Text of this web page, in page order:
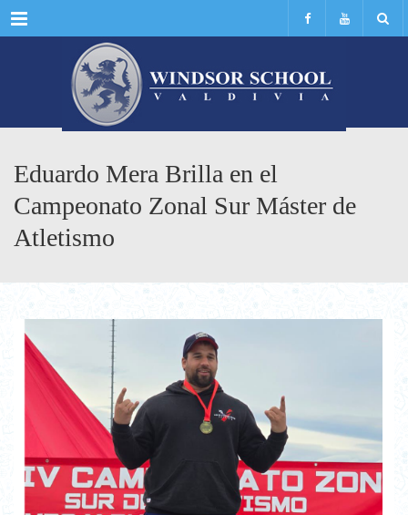
Menu
Eduardo Mera Brilla en el
Campeonato Zonal Sur Máster de
Atletismo